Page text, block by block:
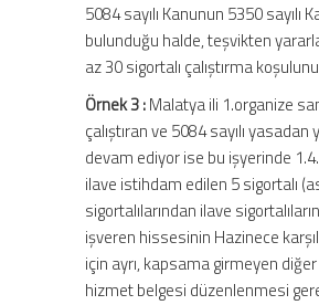
5084 sayılı Kanunun 5350
bulunduğu halde, teşvikten
az 30 sigortalı çalıştırma
Örnek 3 :Malatya ili 1.organize
çalıştıran ve 5084 sayılı
devam ediyor ise bu işyerinde
ilave istihdam edilen 5 sigortalı
sigortalılarından ilave
işveren hissesinin Hazinece
için ayrı, kapsama girmeyen
hizmet belgesi düzenlenmesi